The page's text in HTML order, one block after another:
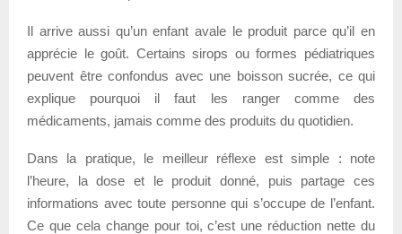
Il arrive aussi qu’un enfant avale le produit parce qu’il en
apprécie le goût. Certains sirops ou formes pédiatriques
peuvent être confondus avec une boisson sucrée, ce qui
explique pourquoi il faut les ranger comme des
médicaments, jamais comme des produits du quotidien.
Dans la pratique, le meilleur réflexe est simple : note
l’heure, la dose et le produit donné, puis partage ces
informations avec toute personne qui s’occupe de l’enfant.
Ce que cela change pour toi, c’est une réduction nette du